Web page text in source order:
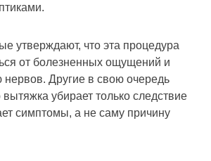
утверждают, что эта процедура
от болезненных ощущений и
нервов. Другие в свою очередь
вытяжка убирает только следствие
симптомы, а не саму причину